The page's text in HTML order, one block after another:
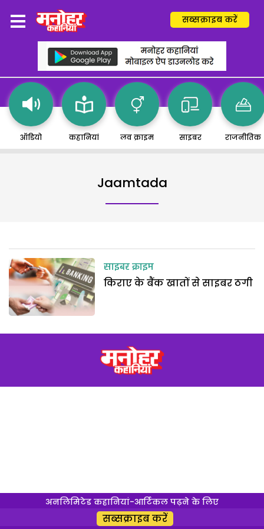
सब्सक्राइब करें
ऑडियो कहानियां लव क्राइम साइबर राजनीतिक
Jaamtada
साइबर क्राइम
किराए के बैंक खातों से साइबर ठगी
अनलिमिटेड कहानियां-आर्टिकल पढ़ने के लिए
सब्सक्राइब करें